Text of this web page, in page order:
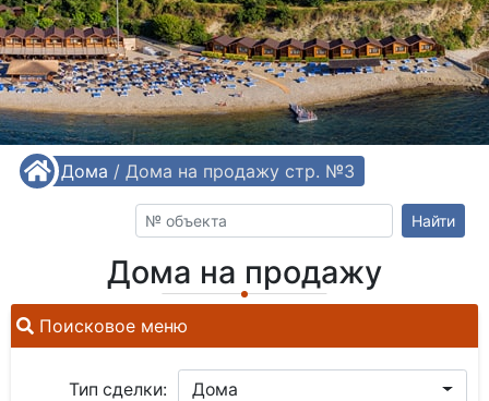
/ Дома / Дома на продажу стр. №3
Найти
Дома на продажу
Поисковое меню
Тип сделки: Дома